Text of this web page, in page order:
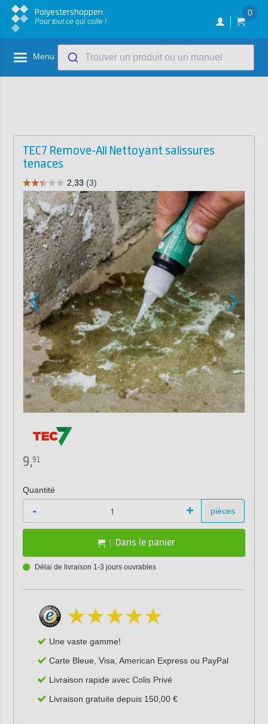
Polyestershoppen
Pour tout ce qui colle !
0
Menu Trouver un produit ou un manuel
TEC7 Remove-All Nettoyant salissures
tenaces
9,91
Quantité
- + pièces
Dans le panier
Délai de livraison 1-3 jours ouvrables
Une vaste gamme!
Carte Bleue, Visa, American Express ou PayPal
Livraison rapide avec Colis Privé
Livraison gratuite depuis 150,00 €